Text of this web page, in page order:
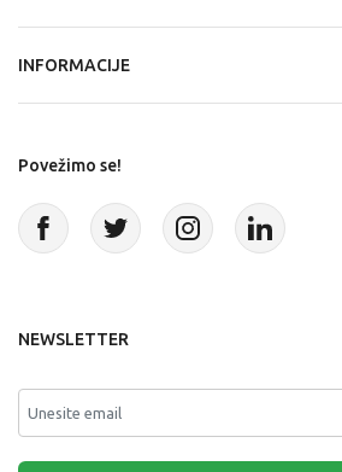
INFORMACIJE
Povežimo se!
NEWSLETTER